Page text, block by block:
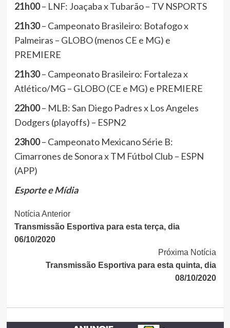
21h00– LNF: Joaçaba x Tubarão – TV NSPORTS
21h30– Campeonato Brasileiro: Botafogo x
Palmeiras – GLOBO (menos CE e MG) e
PREMIERE
21h30– Campeonato Brasileiro: Fortaleza x
Atlético/MG – GLOBO (CE e MG) e PREMIERE
22h00– MLB: San Diego Padres x Los Angeles
Dodgers (playoffs) – ESPN2
23h00– Campeonato Mexicano Série B:
Cimarrones de Sonora x TM Fútbol Club – ESPN
(APP)
Esporte e Mídia
Continue
Lendo
Notícia Anterior
Transmissão Esportiva para esta terça, dia
06/10/2020
Próxima Notícia
Transmissão Esportiva para esta quinta, dia
08/10/2020